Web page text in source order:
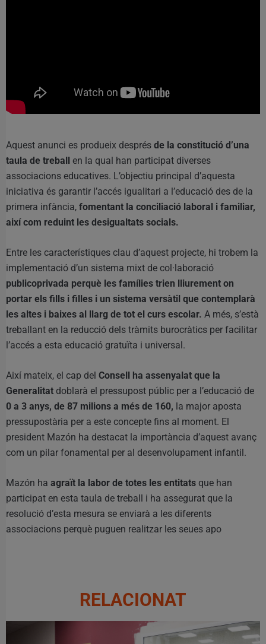
Aquest anunci es produeix després de la constitució d’una
taula de treball en la qual han participat diverses
associacions educatives. L’objectiu principal d’aquesta
iniciativa és garantir l’accés igualitari a l’educació des de la
primera infància, fomentant la conciliació laboral i familiar,
així com reduint les desigualtats socials.
Entre les característiques clau d’aquest projecte, hi trobem la
implementació d’un sistema mixt de col·laboració
publicoprivada perquè les famílies trien lliurement on
portar els fills i filles i un sistema versàtil que contemplarà
les altes i baixes al llarg de tot el curs escolar. A més, s’està
treballant en la reducció dels tràmits burocràtics per facilitar
l’accés a esta educació gratuïta i universal.
Així mateix, el cap del Consell ha assenyalat que la
Generalitat doblarà el pressupost públic per a l’educació de
0 a 3 anys, de 87 milions a més de 160, la major aposta
pressupostària per a este concepte fins al moment. El
president Mazón ha destacat la importància d’aquest avanç
com un pilar fonamental per al desenvolupament infantil.
Mazón ha agraït la labor de totes les entitats que han
participat en esta taula de treball i ha assegurat que la
resolució d’esta mesura se enviarà a les diferents
associacions perquè puguen realitzar les seues apo
RELACIONAT